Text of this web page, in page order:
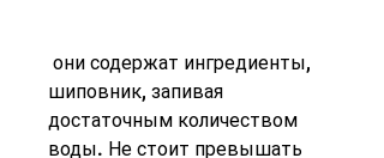
шиповник, запивая
достаточным количеством
воды. Не стоит превышать